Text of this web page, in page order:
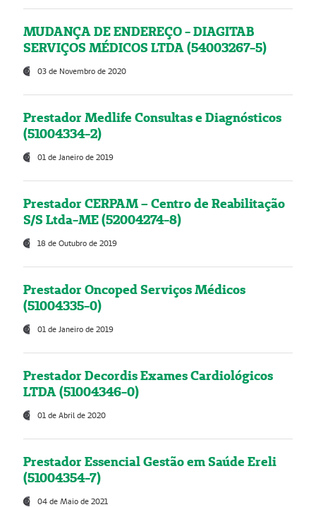
MUDANÇA DE ENDEREÇO - DIAGITAB
SERVIÇOS MÉDICOS LTDA (54003267-5)
03 de Novembro de 2020
Prestador Medlife Consultas e Diagnósticos
(51004334-2)
01 de Janeiro de 2019
Prestador CERPAM – Centro de Reabilitação
S/S Ltda-ME (52004274-8)
18 de Outubro de 2019
Prestador Oncoped Serviços Médicos
(51004335-0)
01 de Janeiro de 2019
Prestador Decordis Exames Cardiológicos
LTDA (51004346-0)
01 de Abril de 2020
Prestador Essencial Gestão em Saúde Ereli
(51004354-7)
04 de Maio de 2021